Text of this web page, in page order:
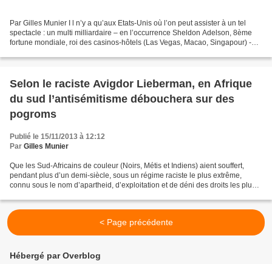
Par Gilles Munier I l n’y a qu’aux Etats-Unis où l’on peut assister à un tel
spectacle : un multi milliardaire – en l’occurrence Sheldon Adelson, 8ème
fortune mondiale, roi des casinos-hôtels (Las Vegas, Macao, Singapour) -
Selon le raciste Avigdor Lieberman, en Afrique
du sud l’antisémitisme débouchera sur des
pogroms
Publié le 15/11/2013 à 12:12
Par Gilles Munier
Que les Sud-Africains de couleur (Noirs, Métis et Indiens) aient souffert,
pendant plus d’un demi-siècle, sous un régime raciste le plus extrême,
connu sous le nom d’apartheid, d’exploitation et de déni des droits les plus
< Page précédente
Hébergé par Overblog